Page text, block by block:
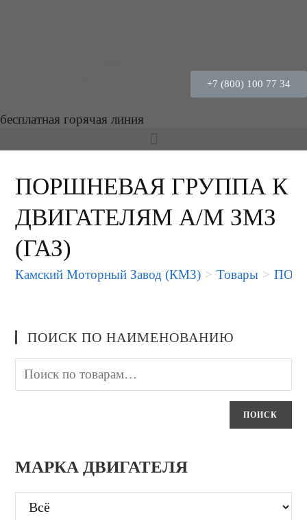
+7 (800) 100 77 34
бесплатная горячая линия
ПОРШНЕВАЯ ГРУППА К
ДВИГАТЕЛЯМ А/М ЗМЗ
(ГАЗ)
Камский Моторный Завод (КМЗ) > Товары >
ПОИСК ПО НАИМЕНОВАНИЮ
ПОИСК
МАРКА ДВИГАТЕЛЯ